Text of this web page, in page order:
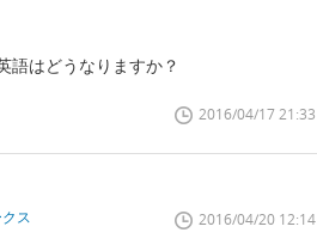
語はどうなりますか？
2016/04/17 21:33
ス
2016/04/20 12:14